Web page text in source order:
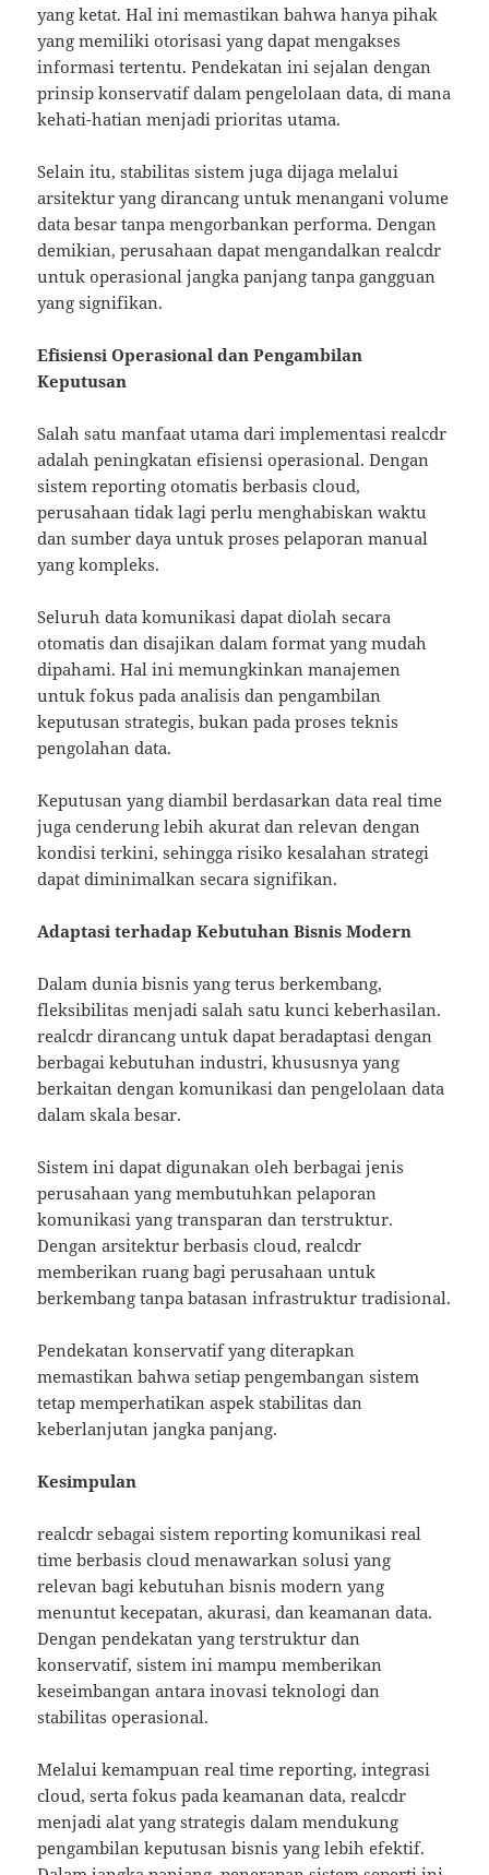
yang ketat. Hal ini memastikan bahwa hanya pihak
yang memiliki otorisasi yang dapat mengakses
informasi tertentu. Pendekatan ini sejalan dengan
prinsip konservatif dalam pengelolaan data, di mana
kehati-hatian menjadi prioritas utama.
Selain itu, stabilitas sistem juga dijaga melalui
arsitektur yang dirancang untuk menangani volume
data besar tanpa mengorbankan performa. Dengan
demikian, perusahaan dapat mengandalkan realcdr
untuk operasional jangka panjang tanpa gangguan
yang signifikan.
Efisiensi Operasional dan Pengambilan
Keputusan
Salah satu manfaat utama dari implementasi realcdr
adalah peningkatan efisiensi operasional. Dengan
sistem reporting otomatis berbasis cloud,
perusahaan tidak lagi perlu menghabiskan waktu
dan sumber daya untuk proses pelaporan manual
yang kompleks.
Seluruh data komunikasi dapat diolah secara
otomatis dan disajikan dalam format yang mudah
dipahami. Hal ini memungkinkan manajemen
untuk fokus pada analisis dan pengambilan
keputusan strategis, bukan pada proses teknis
pengolahan data.
Keputusan yang diambil berdasarkan data real time
juga cenderung lebih akurat dan relevan dengan
kondisi terkini, sehingga risiko kesalahan strategi
dapat diminimalkan secara signifikan.
Adaptasi terhadap Kebutuhan Bisnis Modern
Dalam dunia bisnis yang terus berkembang,
fleksibilitas menjadi salah satu kunci keberhasilan.
realcdr dirancang untuk dapat beradaptasi dengan
berbagai kebutuhan industri, khususnya yang
berkaitan dengan komunikasi dan pengelolaan data
dalam skala besar.
Sistem ini dapat digunakan oleh berbagai jenis
perusahaan yang membutuhkan pelaporan
komunikasi yang transparan dan terstruktur.
Dengan arsitektur berbasis cloud, realcdr
memberikan ruang bagi perusahaan untuk
berkembang tanpa batasan infrastruktur tradisional.
Pendekatan konservatif yang diterapkan
memastikan bahwa setiap pengembangan sistem
tetap memperhatikan aspek stabilitas dan
keberlanjutan jangka panjang.
Kesimpulan
realcdr sebagai sistem reporting komunikasi real
time berbasis cloud menawarkan solusi yang
relevan bagi kebutuhan bisnis modern yang
menuntut kecepatan, akurasi, dan keamanan data.
Dengan pendekatan yang terstruktur dan
konservatif, sistem ini mampu memberikan
keseimbangan antara inovasi teknologi dan
stabilitas operasional.
Melalui kemampuan real time reporting, integrasi
cloud, serta fokus pada keamanan data, realcdr
menjadi alat yang strategis dalam mendukung
pengambilan keputusan bisnis yang lebih efektif.